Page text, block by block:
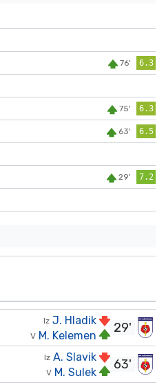
76' 6.3
75' 6.3
63' 6.5
29' 7.2
29'
Iz J. Hladik
V M. Kelemen
63'
Iz A. Slavik
V M. Sulek